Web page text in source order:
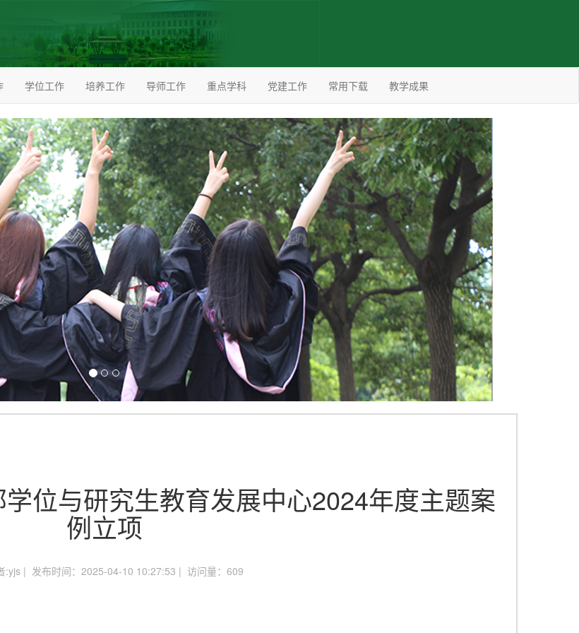
学位工作 培养工作 导师工作 重点学科 党建工作 常用下载 教学成果
位与研究生教育发展中心2024年度主题案
例立项
:yjs | 发布时间：2025-04-10 10:27:53 | 访问量： 609